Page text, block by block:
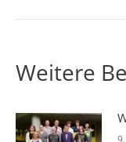
Weitere